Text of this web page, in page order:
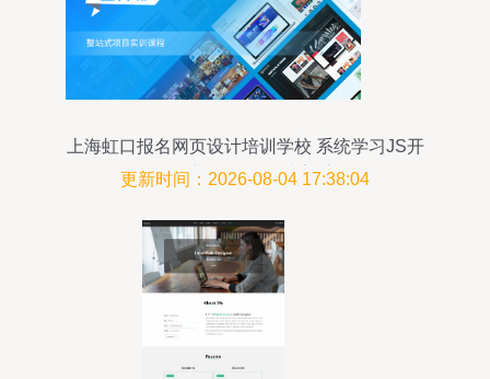
上海虹口报名网页设计培训学校 系统学习JS开
发，迈向网页设计高手
更新时间：2026-08-04 17:38:04